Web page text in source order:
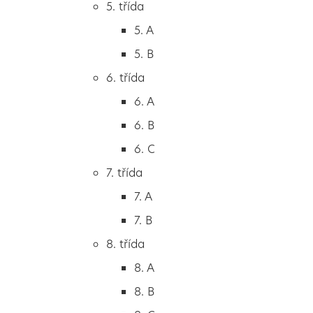
2. B
3. A
4. A
5. A
5. třída
5. A
5. B
6. třída
6. A
6. B
6. C
7. třída
7. A
7. B
8. třída
8. A
8. B